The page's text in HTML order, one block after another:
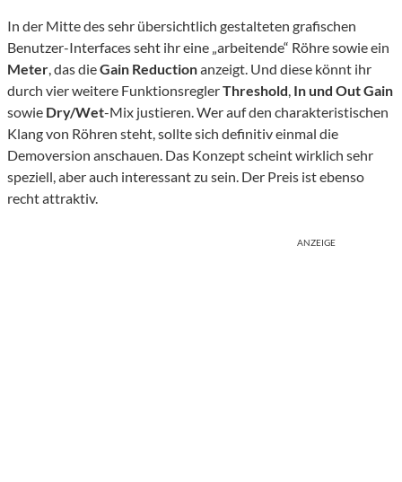
In der Mitte des sehr übersichtlich gestalteten grafischen
Benutzer-Interfaces seht ihr eine „arbeitende“ Röhre sowie ein
Meter, das dieGain Reductionanzeigt. Und diese könnt ihr
durch vier weitere FunktionsreglerThreshold, In und Out Gain
sowie Dry/Wet-Mix justieren. Wer auf den charakteristischen
Klang von Röhren steht, sollte sich definitiv einmal die
Demoversion anschauen. Das Konzept scheint wirklich sehr
speziell, aber auch interessant zu sein. Der Preis ist ebenso
recht attraktiv.
ANZEIGE